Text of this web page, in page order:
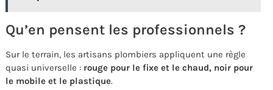
Qu’en pensent les professionnels ?
Sur le terrain, les artisans plombiers appliquent une règle
quasi universelle : rouge pour le fixe et le chaud, noir pour
le mobile et le plastique.